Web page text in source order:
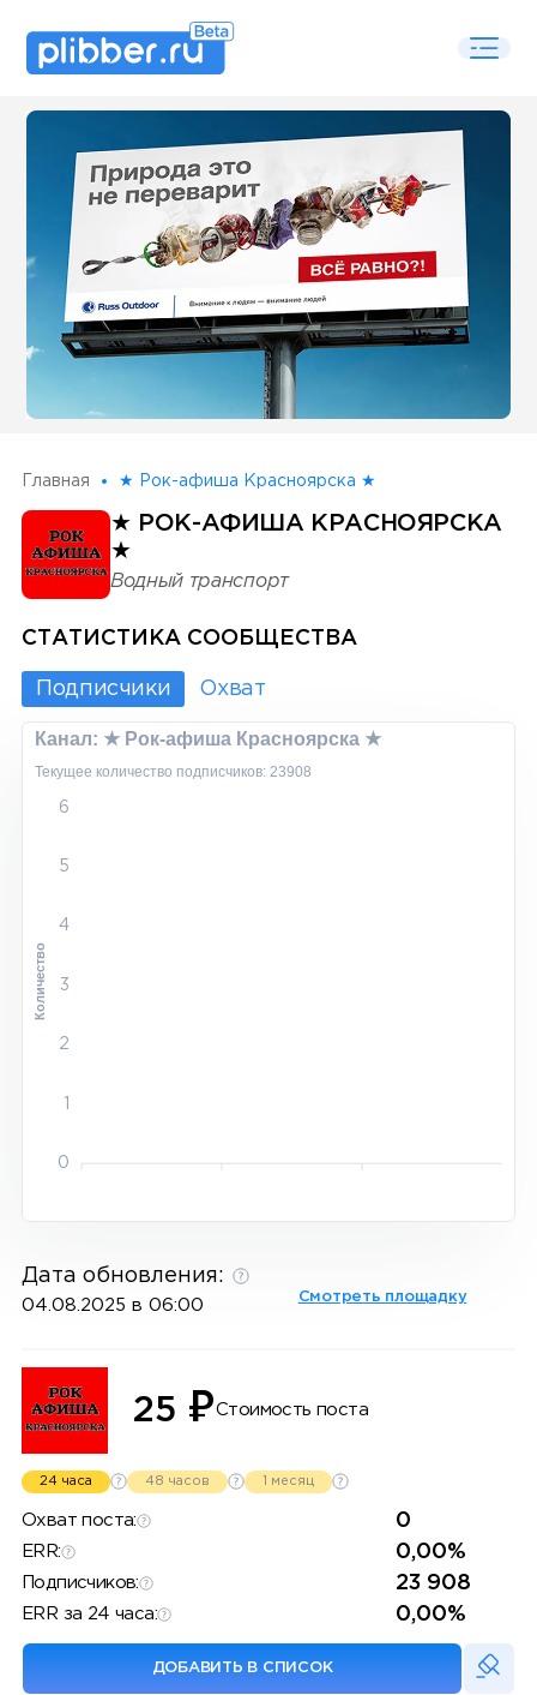
Some SEO Title
Главная ★ Рок-афиша Красноярска ★
★ РОК-АФИША КРАСНОЯРСКА
★
Водный транспорт
СТАТИСТИКА СООБЩЕСТВА
Подписчики Охват
Канал: ★ Рок-афиша Красноярска ★
Текущее количество подписчиков: 23908
6
5
4
3
2
1
0
Количество
Дата обновления:
04.08.2025 в 06:00 Смотреть площадку
25 ₽Стоимость поста
24 часа 48 часов 1 месяц
Охват поста: 0
ERR: 0,00%
Подписчиков: 23 908
ERR за 24 часа: 0,00%
ДОБАВИТЬ В СПИСОК